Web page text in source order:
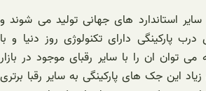
استاندارد های جهانی تولید می شوند و
پارکینگی دارای تکنولوژی روز دنیا و با
می توان ان را با سایر رقبای موجود در بازار
این جک های پارکینگی به سایر رقبا برتری